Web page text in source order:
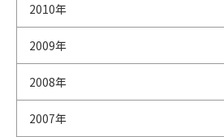
2010年
2009年
2008年
2007年